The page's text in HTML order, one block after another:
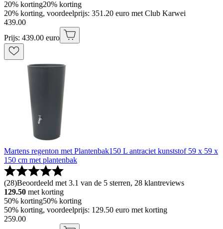
20% korting20% korting
20% korting, voordeelprijs: 351.20 euro met Club Karwei
439.00
Prijs: 439.00 euro
Martens regenton met Plantenbak150 L antraciet kunststof 59 x 59 x
150 cm met plantenbak
(28)Beoordeeld met 3.1 van de 5 sterren, 28 klantreviews
129.50 met korting
50% korting50% korting
50% korting, voordeelprijs: 129.50 euro met korting
259.00